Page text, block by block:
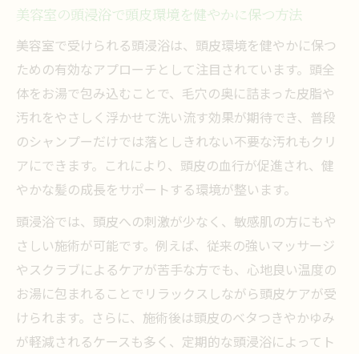
美容室の頭浸浴で頭皮環境を健やかに保つ方法
美容室で受けられる頭浸浴は、頭皮環境を健やかに保つ
ための有効なアプローチとして注目されています。頭全
体をお湯で包み込むことで、毛穴の奥に詰まった皮脂や
汚れをやさしく浮かせて洗い流す効果が期待でき、普段
のシャンプーだけでは落としきれない不要な汚れもクリ
アにできます。これにより、頭皮の血行が促進され、健
やかな髪の成長をサポートする環境が整います。
頭浸浴では、頭皮への刺激が少なく、敏感肌の方にもや
さしい施術が可能です。例えば、従来の強いマッサージ
やスクラブによるケアが苦手な方でも、心地良い温度の
お湯に包まれることでリラックスしながら頭皮ケアが受
けられます。さらに、施術後は頭皮のベタつきやかゆみ
が軽減されるケースも多く、定期的な頭浸浴によってト